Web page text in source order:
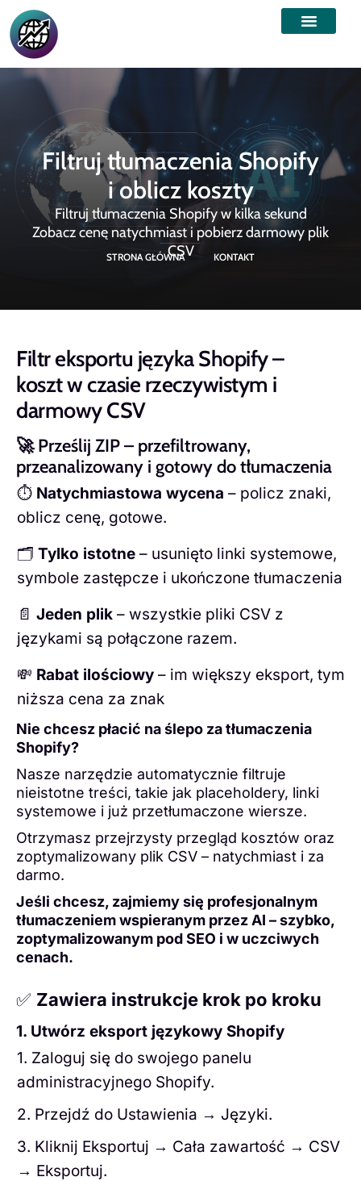
Filtruj tłumaczenia Shopify
i oblicz koszty
Filtruj tłumaczenia Shopify w kilka sekund
Zobacz cenę natychmiast i pobierz darmowy plik
CSV
STRONA GŁÓWNA KONTAKT
Filtr eksportu języka Shopify –
koszt w czasie rzeczywistym i
darmowy CSV
🚀 Prześlij ZIP – przefiltrowany,
przeanalizowany i gotowy do tłumaczenia
⏱️Natychmiastowa wycena – policz znaki,
oblicz cenę, gotowe.
🗂️ Tylko istotne– usunięto linki systemowe,
symbole zastępcze i ukończone tłumaczenia
📄 Jeden plik– wszystkie pliki CSV z
językami są połączone razem.
💸 Rabat ilościowy– im większy eksport, tym
niższa cena za znak
Nie chcesz płacić na ślepo za tłumaczenia
Shopify?
Nasze narzędzie automatycznie filtruje
nieistotne treści, takie jak placeholdery, linki
systemowe i już przetłumaczone wiersze.
Otrzymasz przejrzysty przegląd kosztów oraz
zoptymalizowany plik CSV – natychmiast i za
darmo.
Jeśli chcesz, zajmiemy się profesjonalnym
tłumaczeniem wspieranym przez AI – szybko,
zoptymalizowanym pod SEO i w uczciwych
cenach.
✅ Zawiera instrukcje krok po kroku
1. Utwórz eksport językowy Shopify
1. Zaloguj się do swojego panelu
administracyjnego Shopify.
2. Przejdź do Ustawienia → Języki.
3. Kliknij Eksportuj → Cała zawartość → CSV
→ Eksportuj.